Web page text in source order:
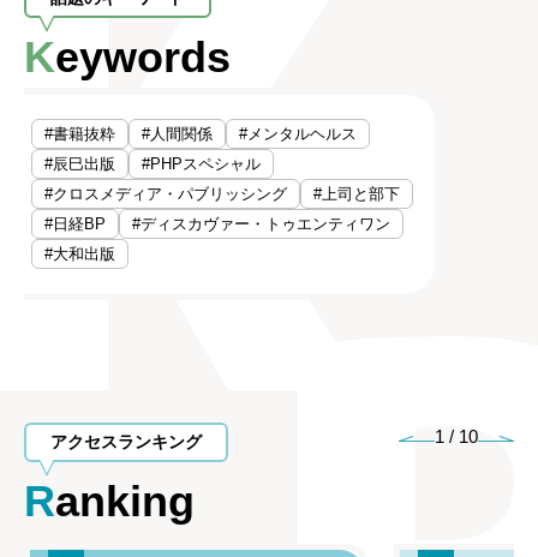
Keywords
#書籍抜粋 #人間関係
#メンタルヘルス
#辰巳出版
#PHPスペシャル
#クロスメディア・パブリッシング
#上司と部下
#日経BP
#ディスカヴァー・トゥエンティワン
#大和出版
アクセスランキング
Ranking
1 / 10